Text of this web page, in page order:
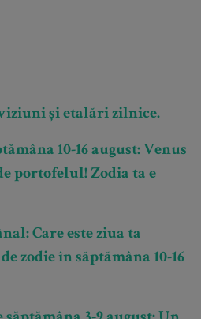
și etalări zilnice.
10-16 august: Venus
portofelul! Zodia ta e
Care este ziua ta
zodie în săptămâna 10-16